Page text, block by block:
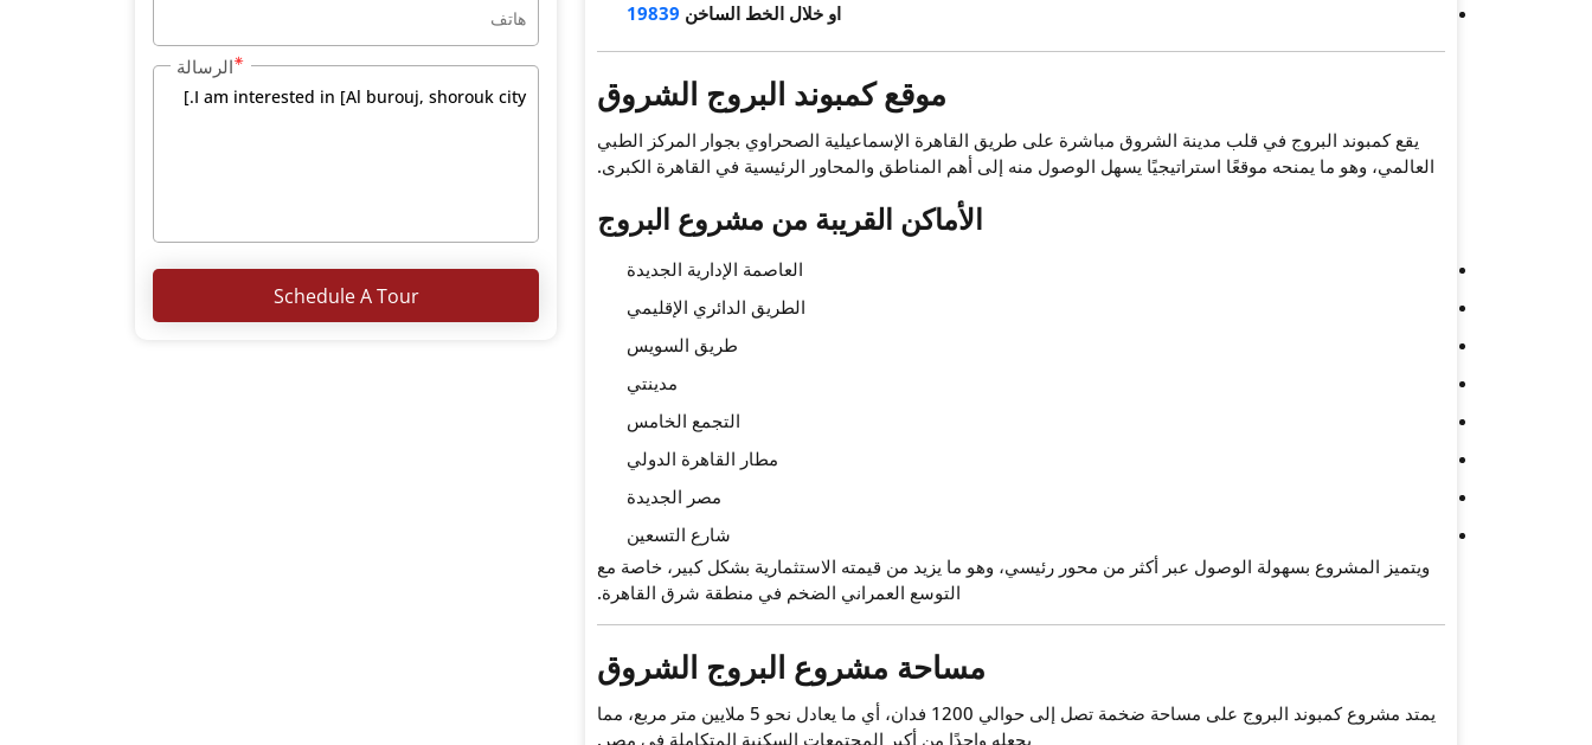
او خلال الخط الساخن 19839
موقع كمبوند البروج الشروق
يقعكمبوند البروج في قلب مدينة الشروق مباشرة على طريق القاهرة الإسماعيلية الصحراوي بجوار المركز الطبي
العالمي، وهو ما يمنحه موقعًا استراتيجيًا يسهل الوصول منه إلى أهم المناطق والمحاور الرئيسية في القاهرة الكبرى.
الأماكن القريبة من مشروع البروج
العاصمة الإدارية الجديدة
الطريق الدائري الإقليمي
طريق السويس
مدينتي
التجمع الخامس
مطار القاهرة الدولي
مصر الجديدة
شارع التسعين
ويتميز المشروع بسهولة الوصول عبر أكثر من محور رئيسي، وهو ما يزيد من قيمته الاستثمارية بشكل كبير، خاصة مع
التوسع العمراني الضخم في منطقة شرق القاهرة.
مساحة مشروع البروج الشروق
يمتد مشروعكمبوند البروج
على مساحة ضخمة تصل إلى حوالي 1200 فدان، أي ما يعادل نحو 5 ملايين متر مربع، مما
يجعله واحدًا من أكبر المجتمعات السكنية المتكاملة في مصر.
الرسالة
Schedule A Tour